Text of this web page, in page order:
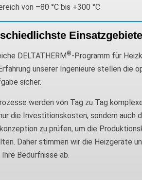
von –80 °C bis +300 °C
Einsatzgebiete
DELTATHERM®-Programm für
unserer Ingenieure stellen die
sicher.
werden von Tag zu Tag
die Investitionskosten, sondern auch
zu prüfen, um die
Daher stimmen wir die Heizgeräte
Bedürfnisse ab.